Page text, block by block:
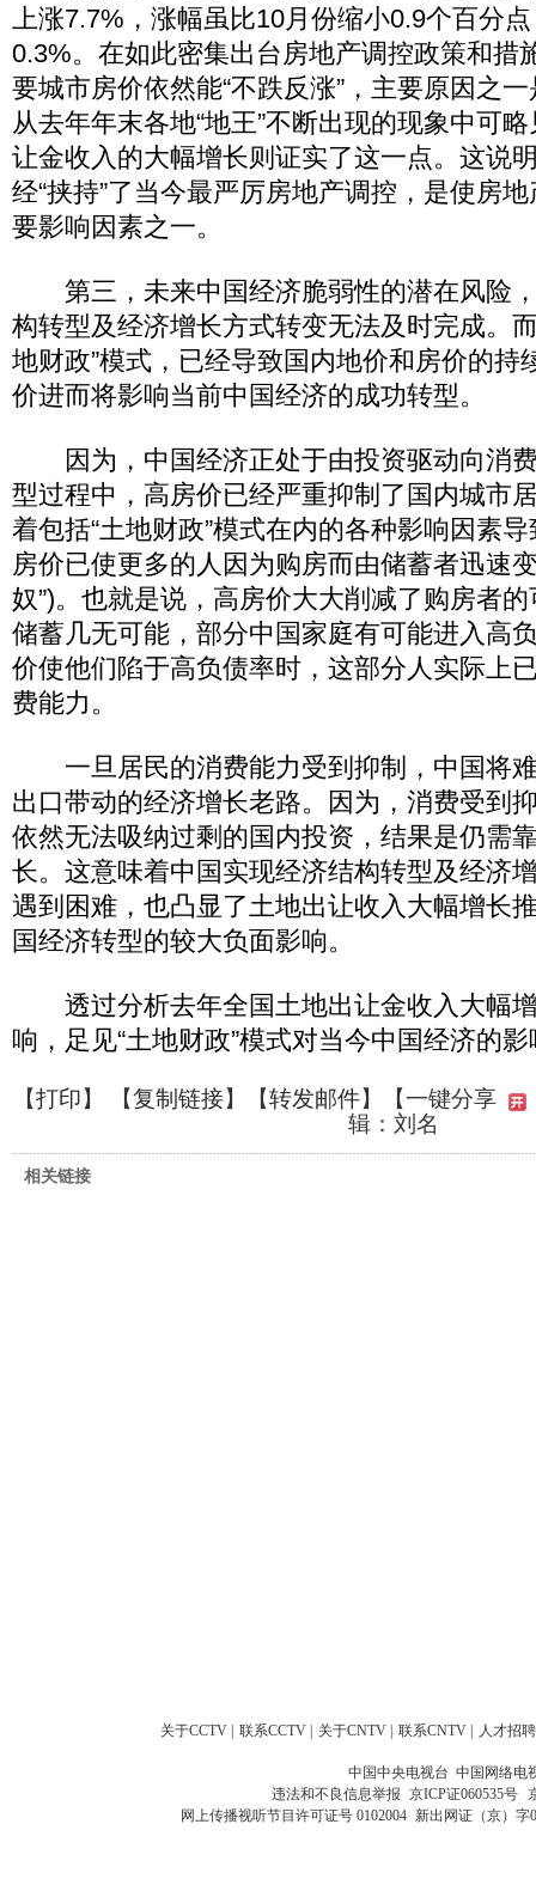
上涨7.7%，涨幅虽比10月份缩小0.9个百分
0.3%。在如此密集出台房地产调控政策和措
要城市房价依然能“不跌反涨”，主要原因之
从去年年末各地“地王”不断出现的现象中可
让金收入的大幅增长则证实了这一点。这说
经“挟持”了当今最严厉房地产调控，是使房
要影响因素之一。
第三，未来中国经济脆弱性的潜在风险
构转型及经济增长方式转变无法及时完成。
地财政”模式，已经导致国内地价和房价的持
价进而将影响当前中国经济的成功转型。
因为，中国经济正处于由投资驱动向消
型过程中，高房价已经严重抑制了国内城市
着包括“土地财政”模式在内的各种影响因素
房价已使更多的人因为购房而由储蓄者迅速
奴”)。也就是说，高房价大大削减了购房者
储蓄几无可能，部分中国家庭有可能进入高
价使他们陷于高负债率时，这部分人实际上
费能力。
一旦居民的消费能力受到抑制，中国将
出口带动的经济增长老路。因为，消费受到
依然无法吸纳过剩的国内投资，结果是仍需
长。这意味着中国实现经济结构转型及经济
遇到困难，也凸显了土地出让收入大幅增长
国经济转型的较大负面影响。
透过分析去年全国土地出让金收入大幅
响，足见“土地财政”模式对当今中国经济的
【打印】 【复制链接】【转发邮件】
【一键分享
辑：刘名
相关链接
关于CCTV | 联系CCTV | 关于CNTV | 联系CNTV | 人才招聘
中国中央电视台 中国网络电
违法和不良信息举报 京ICP证060535号
网上传播视听节目许可证号 0102004 新出网证（京）